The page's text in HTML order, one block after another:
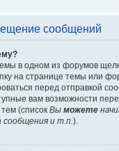
сообщений
в одном из форумов
на странице темы или
перед отправкой
вам возможности
(список Вы можете
сообщения и т.п.).